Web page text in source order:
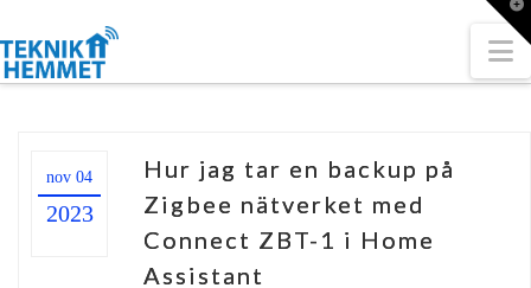
nov 04
2023
Hur jag tar en backup på
Zigbee nätverket med
Connect ZBT-1 i Home
Assistant